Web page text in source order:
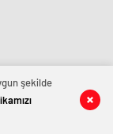
şekilde